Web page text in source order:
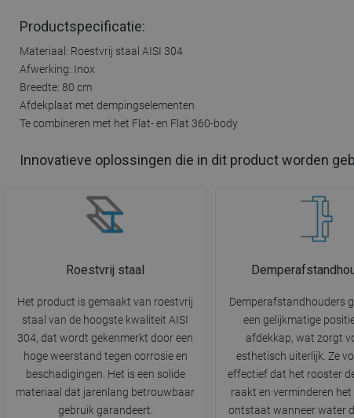
Productspecificatie:
Materiaal: Roestvrij staal AISI 304
Afwerking: Inox
Breedte: 80 cm
Afdekplaat met dempingselementen
Te combineren met het Flat- en Flat 360-body
Innovatieve oplossingen die in dit product worden
Roestvrij staal
Het product is gemaakt van roestvrij
staal van de hoogste kwaliteit AISI
304, dat wordt gekenmerkt door een
hoge weerstand tegen corrosie en
beschadigingen. Het is een solide
materiaal dat jarenlang betrouwbaar
gebruik garandeert.
Demperafstandhouders
een gelijkmatige
afdekkap, wat zorgt
esthetisch uiterlijk. Ze
effectief dat het rooster
raakt en verminderen
ontstaat wanneer water